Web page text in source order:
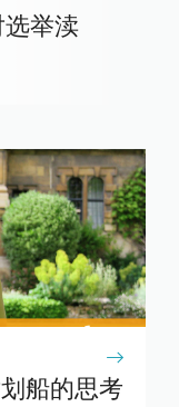
举渎
船的思考